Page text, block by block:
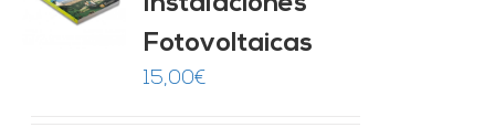
Fotovoltaicas
15,00€